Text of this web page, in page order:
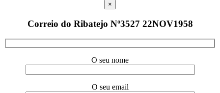
×
Correio do Ribatejo Nº3527 22NOV1958
O seu nome
O seu email